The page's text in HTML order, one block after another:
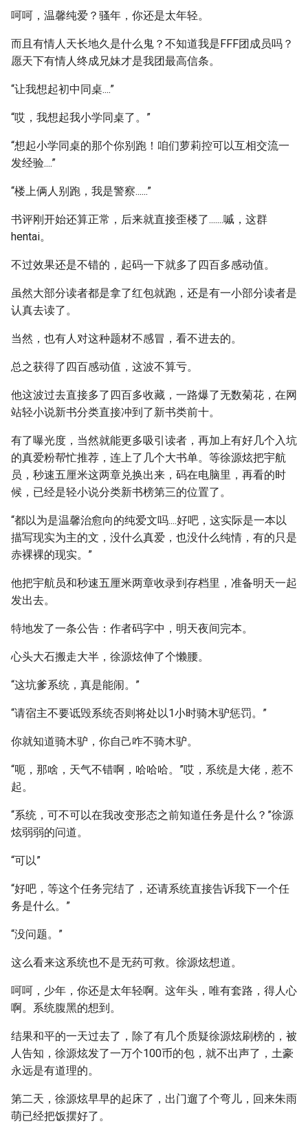
呵呵，温馨纯爱？骚年，你还是太年轻。
而且有情人天长地久是什么鬼？不知道我是FFF团成员吗？
愿天下有情人终成兄妹才是我团最高信条。
“让我想起初中同桌....”
“哎，我想起我小学同桌了。”
“想起小学同桌的那个你别跑！咱们萝莉控可以互相交流一
发经验....”
“楼上俩人别跑，我是警察......”
书评刚开始还算正常，后来就直接歪楼了.......嘁，这群
hentai。
不过效果还是不错的，起码一下就多了四百多感动值。
虽然大部分读者都是拿了红包就跑，还是有一小部分读者是
认真去读了。
当然，也有人对这种题材不感冒，看不进去的。
总之获得了四百感动值，这波不算亏。
他这波过去直接多了四百多收藏，一路爆了无数菊花，在网
站轻小说新书分类直接冲到了新书类前十。
有了曝光度，当然就能更多吸引读者，再加上有好几个入坑
的真爱粉帮忙推荐，连上了几个大书单。等徐源炫把宇航
员，秒速五厘米这两章兑换出来，码在电脑里，再看的时
候，已经是轻小说分类新书榜第三的位置了。
“都以为是温馨治愈向的纯爱文吗....好吧，这实际是一本以
描写现实为主的文，没什么真爱，也没什么纯情，有的只是
赤裸裸的现实。”
他把宇航员和秒速五厘米两章收录到存档里，准备明天一起
发出去。
特地发了一条公告：作者码字中，明天夜间完本。
心头大石搬走大半，徐源炫伸了个懒腰。
“这坑爹系统，真是能闹。”
“请宿主不要诋毁系统否则将处以1小时骑木驴惩罚。”
你就知道骑木驴，你自己咋不骑木驴。
“呃，那啥，天气不错啊，哈哈哈。”哎，系统是大佬，惹不
起。
“系统，可不可以在我改变形态之前知道任务是什么？”徐源
炫弱弱的问道。
“可以”
“好吧，等这个任务完结了，还请系统直接告诉我下一个任
务是什么。”
“没问题。”
这么看来这系统也不是无药可救。徐源炫想道。
呵呵，少年，你还是太年轻啊。这年头，唯有套路，得人心
啊。系统腹黑的想到。
结果和平的一天过去了，除了有几个质疑徐源炫刷榜的，被
人告知，徐源炫发了一万个100币的包，就不出声了，土豪
永远是有道理的。
第二天，徐源炫早早的起床了，出门遛了个弯儿，回来朱雨
萌已经把饭摆好了。